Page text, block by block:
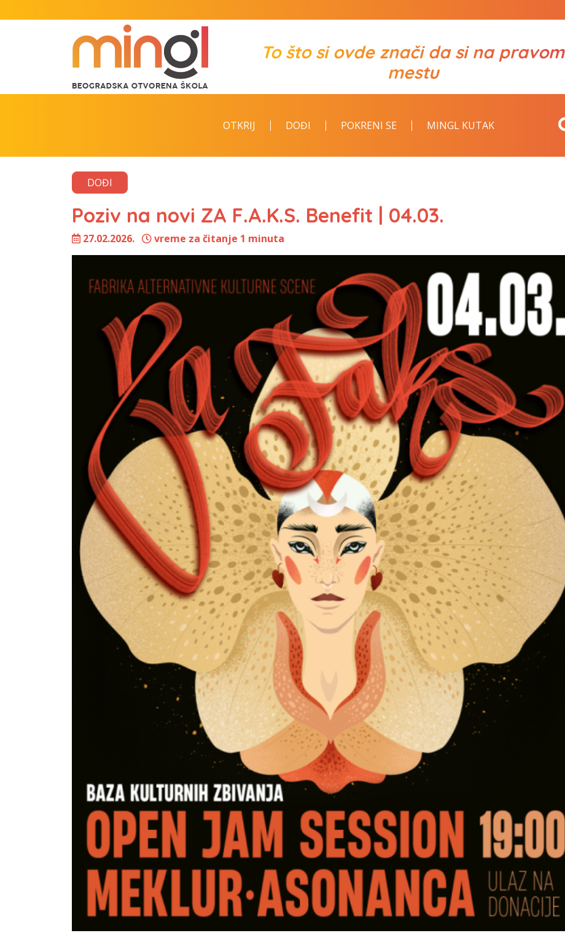
To što si ovde znači da si na pravom
mestu
OTKRIJ DOĐI POKRENI SE MINGL KUTAK
DOĐI
Poziv na novi ZA F.A.K.S. Benefit | 04.03.
27.02.2026. vreme za čitanje 1 minuta